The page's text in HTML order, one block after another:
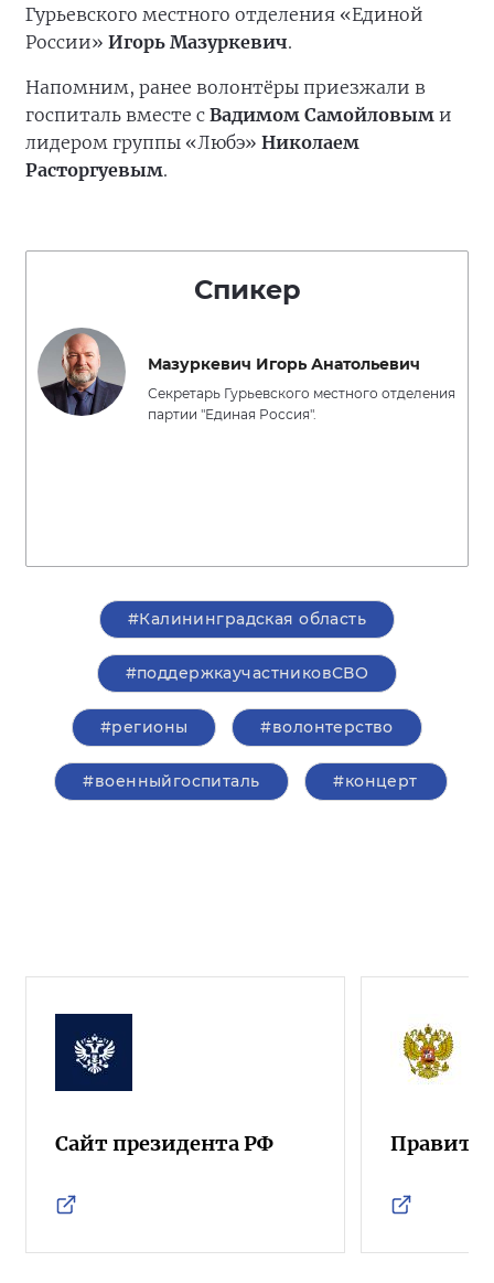
Гурьевского местного отделения «Единой
России» Игорь Мазуркевич.
Напомним, ранее волонтёры приезжали в
госпиталь вместе с Вадимом Самойловым и
лидером группы «Любэ» Николаем
Расторгуевым.
Спикер
Мазуркевич Игорь Анатольевич
Секретарь Гурьевского местного отделения
партии "Единая Россия".
#Калининградская область
#поддержкаучастниковСВО
#регионы #волонтерство
#военныйгоспиталь #концерт
Сайт президента РФ